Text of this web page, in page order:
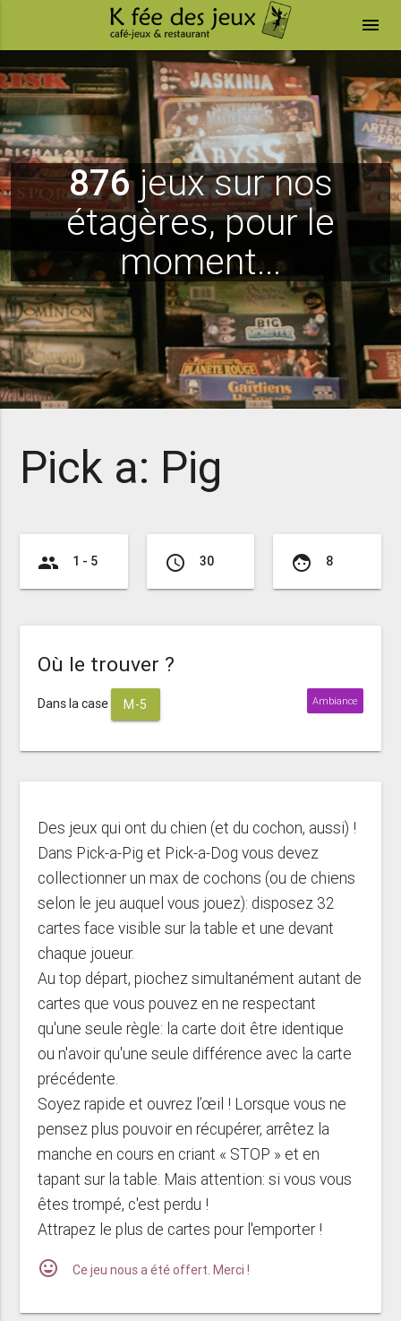
menu
876jeux sur nos
étagères, pour le
moment...
Pick a: Pig
group 1 - 5 access_time 30 face 8
Où le trouver ?
Dans la case M-5 Ambiance
Des jeux qui ont du chien (et du cochon, aussi) !
Dans Pick-a-Pig et Pick-a-Dog vous devez
collectionner un max de cochons (ou de chiens
selon le jeu auquel vous jouez): disposez 32
cartes face visible sur la table et une devant
chaque joueur.
Au top départ, piochez simultanément autant de
cartes que vous pouvez en ne respectant
qu'une seule règle: la carte doit être identique
ou n'avoir qu'une seule différence avec la carte
précédente.
Soyez rapide et ouvrez l’œil ! Lorsque vous ne
pensez plus pouvoir en récupérer, arrêtez la
manche en cours en criant « STOP » et en
tapant sur la table. Mais attention: si vous vous
êtes trompé, c'est perdu !
Attrapez le plus de cartes pour l'emporter !
mood Ce jeu nous a été offert. Merci !